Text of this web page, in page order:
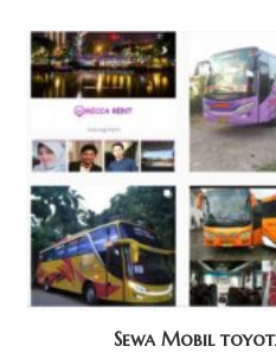
Sewa Mobil